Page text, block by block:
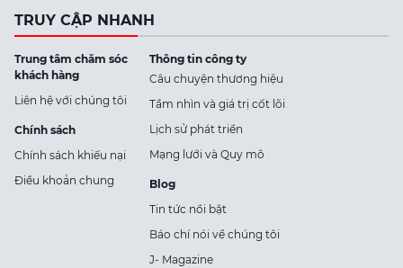
TRUY CẬP NHANH
Trung tâm chăm sóc
khách hàng
Liên hệ với chúng tôi
Chính sách
Chính sách khiếu nại
Điều khoản chung
Thông tin công ty
Câu chuyện thương hiệu
Tầm nhìn và giá trị cốt lõi
Lịch sử phát triển
Mạng lưới và Quy mô
Blog
Tin tức nổi bật
Báo chí nói về chúng tôi
J- Magazine